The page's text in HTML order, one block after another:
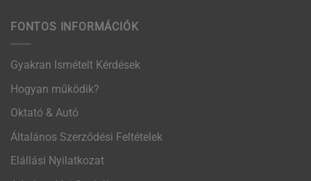
FONTOS INFORMÁCIÓK
Gyakran Ismételt Kérdések
Hogyan működik?
Oktató & Autó
Általános Szerződési Feltételek
Elállási Nyilatkozat